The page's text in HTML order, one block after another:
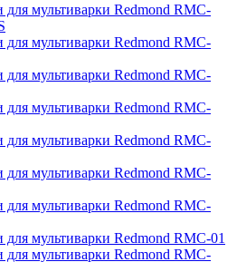
для мультиварки Redmond RMC-
для мультиварки Redmond RMC-
для мультиварки Redmond RMC-
для мультиварки Redmond RMC-
для мультиварки Redmond RMC-
для мультиварки Redmond RMC-
для мультиварки Redmond RMC-
для мультиварки Redmond RMC-01
для мультиварки Redmond RMC-